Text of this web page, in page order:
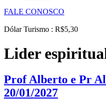
FALE CONOSCO
Dólar Turismo : R$5,30
Lider
Prof Alberto e Pr
20/01/2027